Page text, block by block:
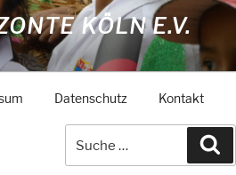
KÖLN E.V.
Datenschutz Kontakt